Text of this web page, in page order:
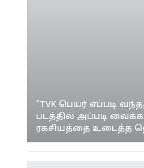
"TVK பெயர் எப்படி
படத்தில் அப்படி
ரகசியத்தை உடைத்த